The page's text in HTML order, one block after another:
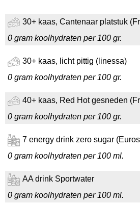
30+ kaas, Cantenaar platstuk
0 gram koolhydraten per 100 gr.
30+ kaas, licht pittig (linessa)
0 gram koolhydraten per 100 gr.
40+ kaas, Red Hot gesneden
0 gram koolhydraten per 100 gr.
7 energy drink zero sugar
0 gram koolhydraten per 100 ml.
AA drink Sportwater
0 gram koolhydraten per 100 ml.